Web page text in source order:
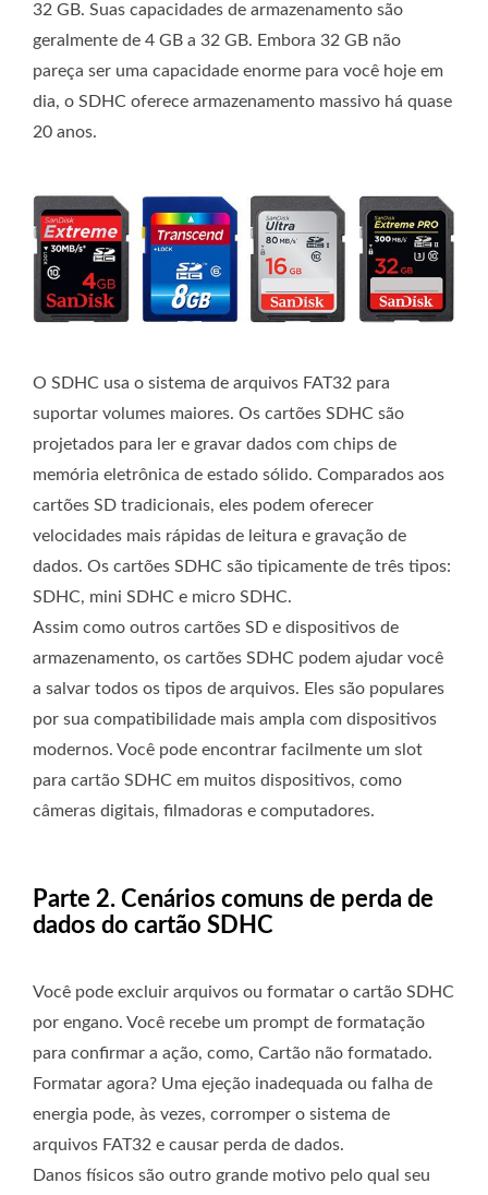
32 GB. Suas capacidades de armazenamento são
geralmente de 4 GB a 32 GB. Embora 32 GB não
pareça ser uma capacidade enorme para você hoje em
dia, o SDHC oferece armazenamento massivo há quase
20 anos.
O SDHC usa o sistema de arquivos FAT32 para
suportar volumes maiores. Os cartões SDHC são
projetados para ler e gravar dados com chips de
memória eletrônica de estado sólido. Comparados aos
cartões SD tradicionais, eles podem oferecer
velocidades mais rápidas de leitura e gravação de
dados. Os cartões SDHC são tipicamente de três tipos:
SDHC, mini SDHC e micro SDHC.
Assim como outros cartões SD e dispositivos de
armazenamento, os cartões SDHC podem ajudar você
a salvar todos os tipos de arquivos. Eles são populares
por sua compatibilidade mais ampla com dispositivos
modernos. Você pode encontrar facilmente um slot
para cartão SDHC em muitos dispositivos, como
câmeras digitais, filmadoras e computadores.
Parte 2. Cenários comuns de perda de
dados do cartão SDHC
Você pode excluir arquivos ou formatar o cartão SDHC
por engano. Você recebe um prompt de formatação
para confirmar a ação, como, Cartão não formatado.
Formatar agora? Uma ejeção inadequada ou falha de
energia pode, às vezes, corromper o sistema de
arquivos FAT32 e causar perda de dados.
Danos físicos são outro grande motivo pelo qual seu